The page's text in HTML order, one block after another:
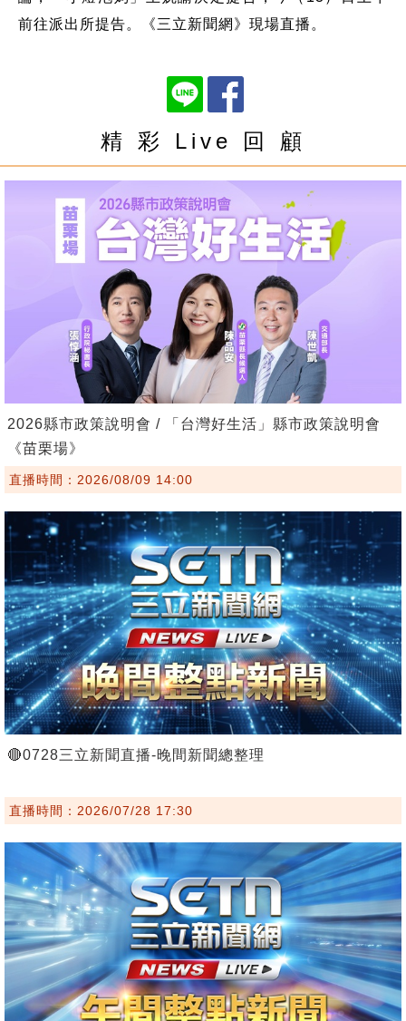
前往派出所提告。《三立新聞網》現場直播。
精 彩 Live 回 顧
2026縣市政策說明會 / 「台灣好生活」縣市政策說明會
《苗栗場》
直播時間：2026/08/09 14:00
🔴0728三立新聞直播-晚間新聞總整理
直播時間：2026/07/28 17:30